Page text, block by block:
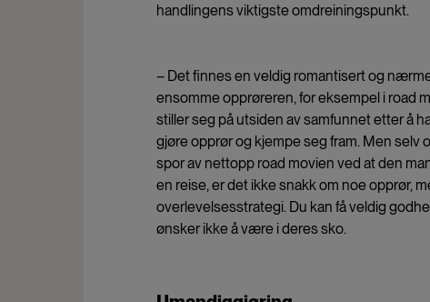
handlingens viktigste omdreiningspunkt.
– Det finnes en veldig romantisert og
ensomme opprøreren, for eksempel i road
stiller seg på utsiden av samfunnet etter å
gjøre opprør og kjempe seg fram. Men selv
spor av nettopp road movien ved at den
en reise, er det ikke snakk om noe opprør,
overlevelsesstrategi. Du kan få veldig
ønsker ikke å være i deres sko.